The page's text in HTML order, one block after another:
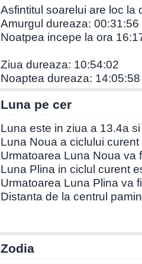
Asfintitul soarelui are loc la
Amurgul dureaza: 00:31:56
Noatpea incepe la ora
Ziua dureaza: 10:54:02
Noaptea dureaza: 14:05:58
Luna pe cer
Luna este in ziua a 13.4a
Luna Noua a ciclului
Urmatoarea Luna Noua va
Luna Plina in ciclul curent
Urmatoarea Luna Plina va
Distanta de la centrul
Zodia